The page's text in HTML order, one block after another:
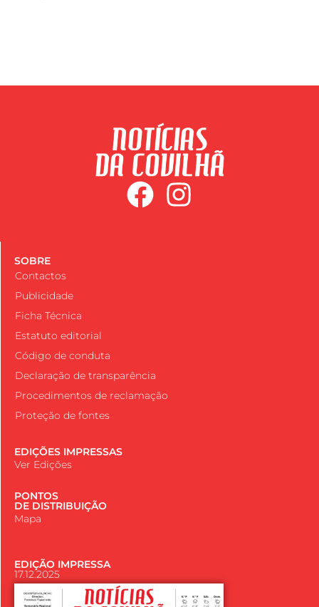
SOBRE
Contactos
Publicidade
Ficha Técnica
Estatuto editorial
Código de conduta
Declaração de transparência
Procedimentos de reclamação
Proteção de fontes
EDIÇÕES IMPRESSAS
Ver Edições
PONTOS
DE DISTRIBUIÇÃO
Mapa
EDIÇÃO IMPRESSA
17.12.2025